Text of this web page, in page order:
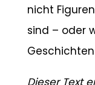
nicht
sind – oder
Dieser Text